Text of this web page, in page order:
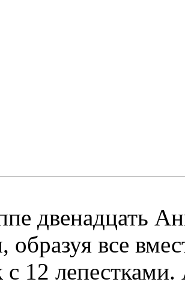
двенадцать
образуя все
с 12